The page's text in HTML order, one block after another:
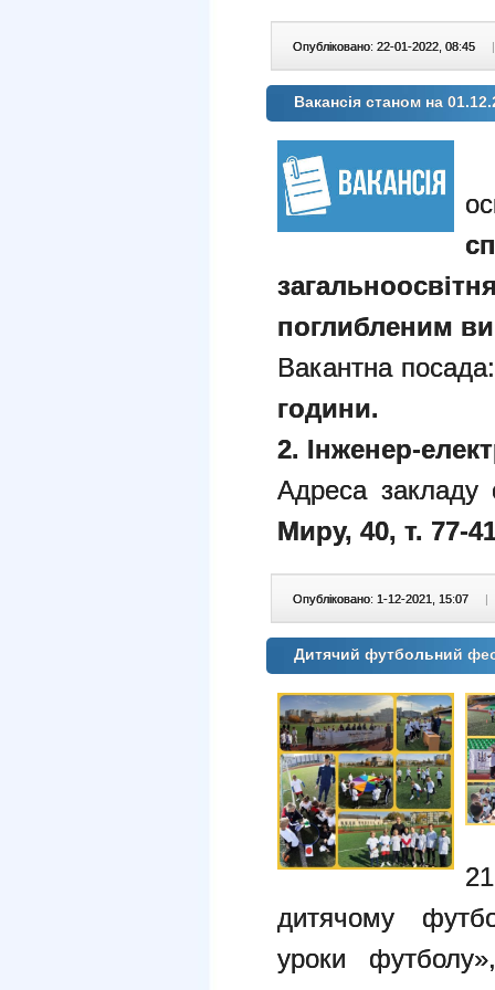
Опубліковано: 22-01-2022, 08:45 |
Вакансія станом на
поглибленим
Вакантна
години.
2. Інженер-
Адреса закладу
Миру, 40, т. 77-
Опубліковано: 1-12-2021, 15:07 |
Дитячий футбольний
дитячому
уроки